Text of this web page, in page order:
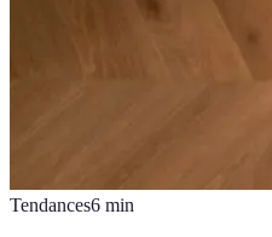
Tendances6 min